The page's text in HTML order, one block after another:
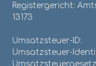
Registergericht:
13173
Umsatzsteuer-ID:
Umsatzsteuer-